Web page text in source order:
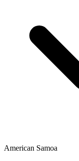
American Samoa